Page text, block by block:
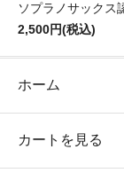
ソプラノサックス
2,500円(税込)
ホーム
カートを見る